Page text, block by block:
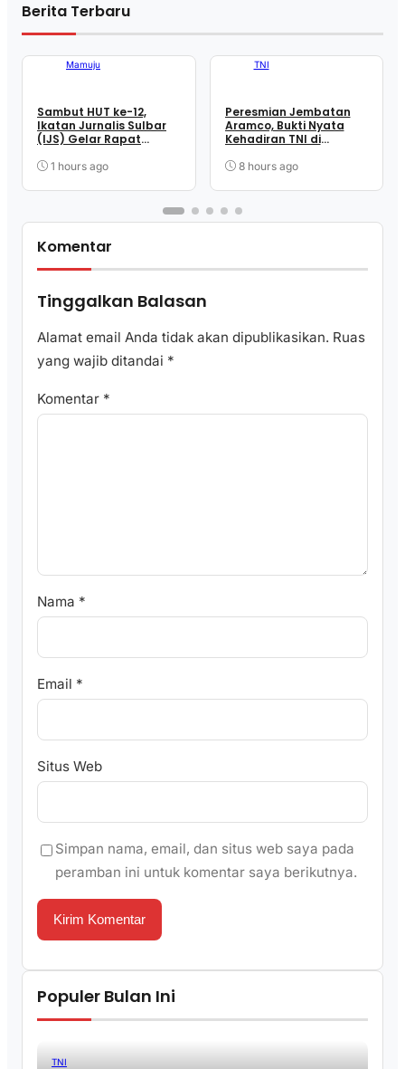
Berita Terbaru
Mamuju
Sambut HUT ke-12,
Ikatan Jurnalis Sulbar
(IJS) Gelar Rapat
Panitia
1 hours ago
TNI
Peresmian Jembatan
Aramco, Bukti Nyata
Kehadiran TNI di
Takandeang
8 hours ago
Komentar
Tinggalkan Balasan
Alamat email Anda tidak akan dipublikasikan. Ruas
yang wajib ditandai *
Komentar *
Nama *
Email *
Situs Web
Simpan nama, email, dan situs web saya pada
peramban ini untuk komentar saya berikutnya.
Populer Bulan Ini
TNI